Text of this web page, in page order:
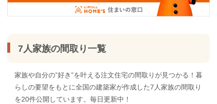
7人家族の間取り一覧
家族や自分の”好き”を叶える注文住宅の間取りが見つかる！暮
らしの要望をもとに全国の建築家が作成した7人家族の間取り
を20件公開しています。毎日更新中！